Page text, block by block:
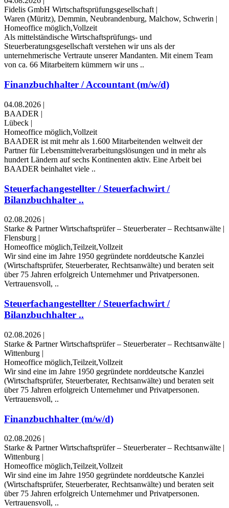
Fidelis GmbH Wirtschaftsprüfungsgesellschaft
Waren (Müritz), Demmin, Neubrandenburg, Malchow, Schwerin
Homeoffice möglich,Vollzeit
Als mittelständische Wirtschaftsprüfungs- und
Steuerberatungsgesellschaft verstehen wir uns als der
unternehmerische Vertraute unserer Mandanten. Mit einem Team
von ca. 66 Mitarbeitern kümmern wir uns ..
Finanzbuchhalter / Accountant (m/w/d)
04.08.2026 |
BAADER |
Lübeck |
Homeoffice möglich,Vollzeit
BAADER ist mit mehr als 1.600 Mitarbeitenden weltweit der
Partner für Lebensmittel­verarbeitungs­lösungen und in mehr als
hundert Ländern auf sechs Kontinenten aktiv. Eine Arbeit bei
BAADER beinhaltet viele ..
Steuerfachangestellter / Steuerfachwirt /
Bilanzbuchhalter ..
02.08.2026 |
Starke & Partner Wirtschaftsprüfer – Steuerberater – Rechtsanwälte |
Flensburg |
Homeoffice möglich,Teilzeit,Vollzeit
Wir sind eine im Jahre 1950 gegründete norddeutsche Kanzlei
(Wirtschaftsprüfer, Steuerberater, Rechtsanwälte) und beraten seit
über 75 Jahren erfolgreich Unternehmer und Privatpersonen.
Vertrauensvoll, ..
Steuerfachangestellter / Steuerfachwirt /
Bilanzbuchhalter ..
02.08.2026 |
Starke & Partner Wirtschaftsprüfer – Steuerberater – Rechtsanwälte |
Wittenburg |
Homeoffice möglich,Teilzeit,Vollzeit
Wir sind eine im Jahre 1950 gegründete norddeutsche Kanzlei
(Wirtschaftsprüfer, Steuerberater, Rechtsanwälte) und beraten seit
über 75 Jahren erfolgreich Unternehmer und Privatpersonen.
Vertrauensvoll, ..
Finanzbuchhalter (m/w/d)
02.08.2026 |
Starke & Partner Wirtschaftsprüfer – Steuerberater – Rechtsanwälte |
Wittenburg |
Homeoffice möglich,Teilzeit,Vollzeit
Wir sind eine im Jahre 1950 gegründete norddeutsche Kanzlei
(Wirtschaftsprüfer, Steuerberater, Rechtsanwälte) und beraten seit
über 75 Jahren erfolgreich Unternehmer und Privatpersonen.
Vertrauensvoll, ..